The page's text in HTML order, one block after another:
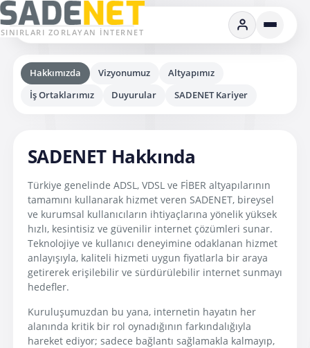
SINIRLARI ZORLAYAN İNTERNET
Hakkımızda Vizyonumuz
Altyapımız
İş Ortaklarımız
Duyurular SADENET Kariyer
SADENET Hakkında
Türkiye genelinde ADSL, VDSL ve FİBER altyapılarının
tamamını kullanarak hizmet veren SADENET, bireysel
ve kurumsal kullanıcıların ihtiyaçlarına yönelik yüksek
hızlı, kesintisiz ve güvenilir internet çözümleri sunar.
Teknolojiye ve kullanıcı deneyimine odaklanan hizmet
anlayışıyla, kaliteli hizmeti uygun fiyatlarla bir araya
getirerek erişilebilir ve sürdürülebilir internet sunmayı
hedefler.
Kuruluşumuzdan bu yana, internetin hayatın her
alanında kritik bir rol oynadığının farkındalığıyla
hareket ediyor; sadece bağlantı sağlamakla kalmayıp,